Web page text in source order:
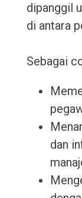
dipanggil
di antara
Sebagai
dan